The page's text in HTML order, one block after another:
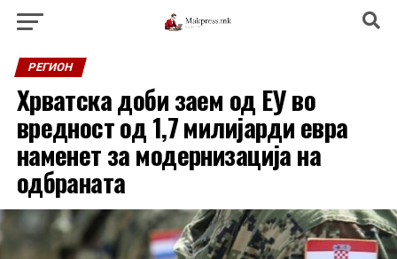
РЕГИОН
Хрватска доби заем од ЕУ во
вредност од 1,7 милијарди евра
наменет за модернизација на
одбраната